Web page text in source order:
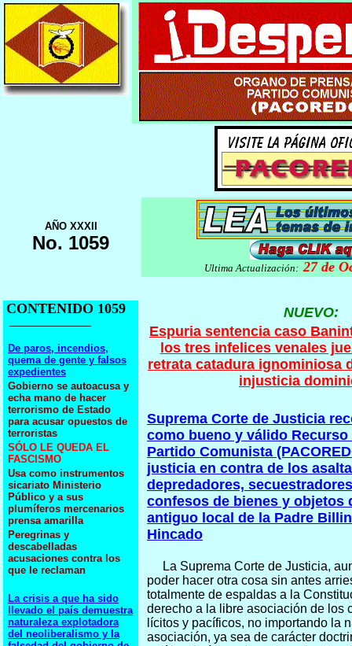
AÑO XXXII
No. 1059
Ultima Actualización:27de
CONTENIDO 1059
De paros, incendios,
quema de gente y falsos
expedientes
Gobierno se autoacusa y
echa mano de hacer
terrorismo de Estado
para acusar opuestos de
terroristas
SÓLO LE QUEDA EL
FASCISMO
Usa como instrumentos
sicariato Ministerio
Público y a sus
plumíferos mercenarios
prensa amarilla
Peregrinas y
descabelladas
acusaciones contra los
que le reclaman
La crisis a que ha sido
llevado el país demuestra
naturaleza explotadora
del neoliberalismo y la
NUEVO:
Espuria sentencia caso
los tres infelices venales
retrata catadura ignominiosa
injusticia
Suprema Corte de Justicia
como bueno y válido Recurso
Partido Comunista
justicia en contra de los
depredadores,
confesos de bienes y objetos
antiguo local de la Padre
Hincado
La Suprema Corte de Justicia,
poder hacer otra cosa sin antes
totalmente de espaldas a la
derecho a la libre asociación de los
lícitos y pacíficos, no importando la
asociación, ya sea de carácter